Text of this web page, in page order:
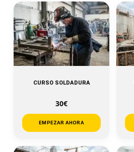
CURSO SOLDADURA
30€
EMPEZAR AHORA